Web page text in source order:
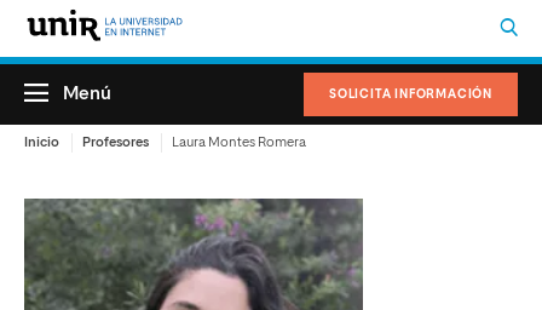
SOLICITA INFORMACIÓN
Menú
Inicio Profesores Laura Montes Romera